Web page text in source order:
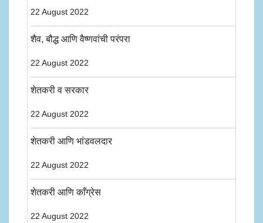
22 August 2022
शैव, बौद्ध आणि वैष्णवांची परंपरा
22 August 2022
शेतकरी व सरकार
22 August 2022
शेतकरी आणि भांडवलदार
22 August 2022
शेतकरी आणि काँग्रेस
22 August 2022